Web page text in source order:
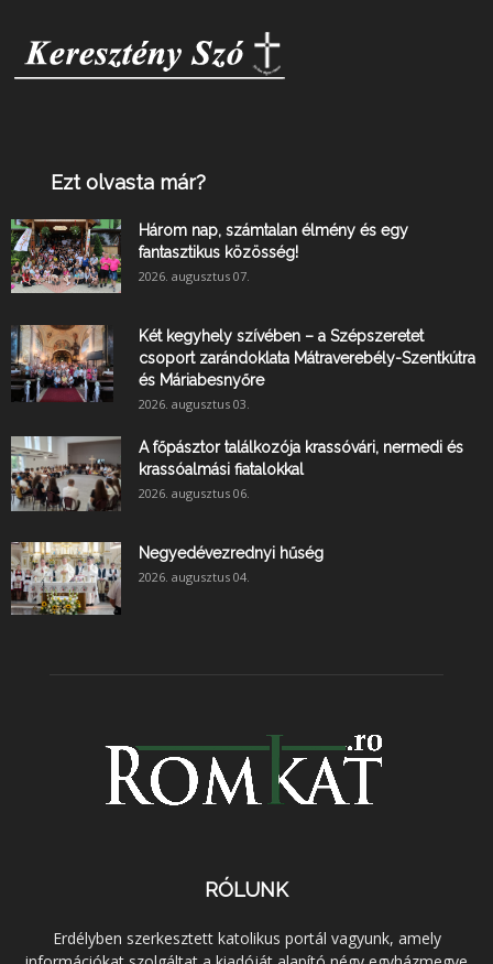
Ezt olvasta már?
Három nap, számtalan élmény és egy
fantasztikus közösség!
2026. augusztus 07.
Két kegyhely szívében – a Szépszeretet
csoport zarándoklata Mátraverebély-Szentkútra
és Máriabesnyőre
2026. augusztus 03.
A főpásztor találkozója krassóvári, nermedi és
krassóalmási fiatalokkal
2026. augusztus 06.
Negyedévezrednyi hűség
2026. augusztus 04.
RÓLUNK
Erdélyben szerkesztett katolikus portál vagyunk, amely